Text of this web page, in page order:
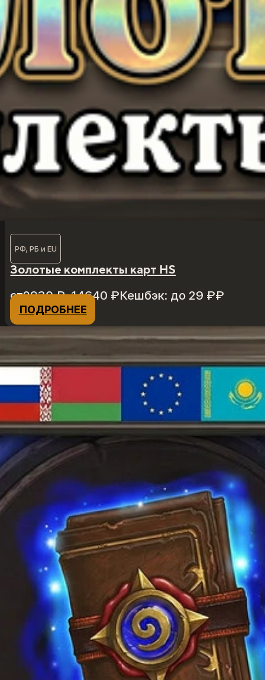
РФ, РБ и EU
Золотые комплекты карт HS
от2930₽–14640 ₽
Диапазон
цен:
2930 ₽
–
14640 ₽
Кешбэк: до 29 ₽₽
ПОДРОБНЕЕ
товар
имеет
несколько
вариаций.
на
странице